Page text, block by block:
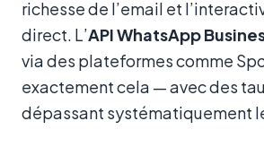
richesse de l’email et
direct. L’API WhatsApp
via des plateformes comme
exactement cela — avec des
dépassant systématiquement